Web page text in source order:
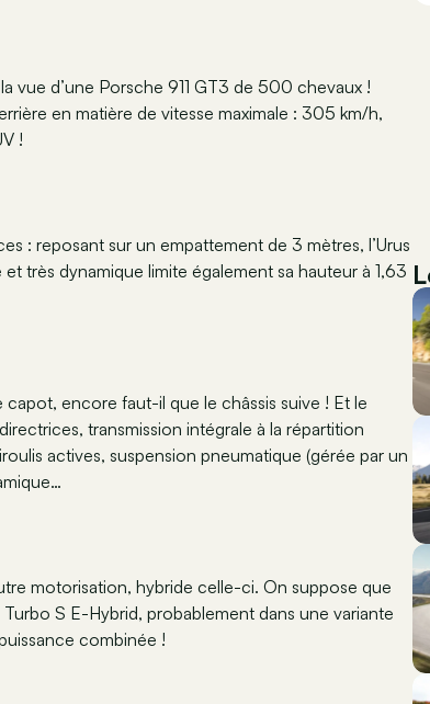
vue d’une Porsche 911 GT3 de 500 chevaux !
en matière de vitesse maximale : 305 km/h,
!
: reposant sur un empattement de 3 mètres, l’Urus
très dynamique limite également sa hauteur à 1,63
encore faut-il que le châssis suive ! Et le
transmission intégrale à la répartition
actives, suspension pneumatique (gérée par un
motorisation, hybride celle-ci. On suppose que
S E-Hybrid, probablement dans une variante
combinée !